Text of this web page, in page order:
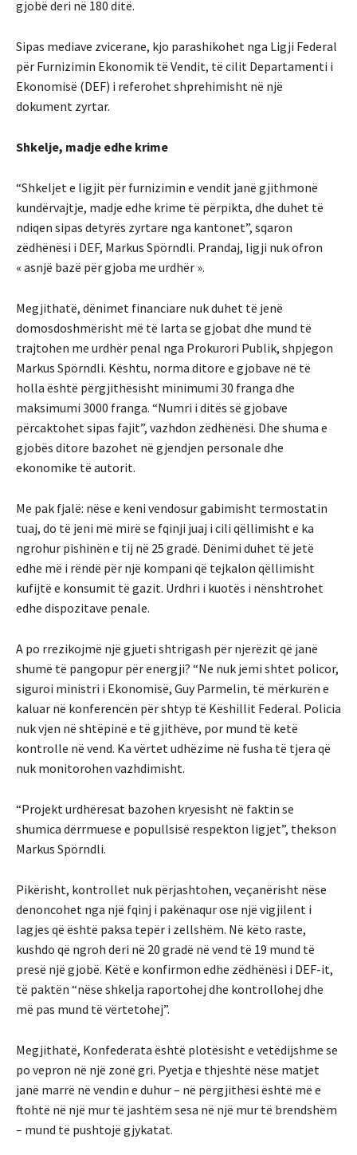
gjobë deri në 180 ditë.
Sipas mediave zvicerane, kjo parashikohet nga Ligji Federal
për Furnizimin Ekonomik të Vendit, të cilit Departamenti i
Ekonomisë (DEF) i referohet shprehimisht në një
dokument zyrtar.
Shkelje, madje edhe krime
“Shkeljet e ligjit për furnizimin e vendit janë gjithmonë
kundërvajtje, madje edhe krime të përpikta, dhe duhet të
ndiqen sipas detyrës zyrtare nga kantonet”, sqaron
zëdhënësi i DEF, Markus Spörndli. Prandaj, ligji nuk ofron
« asnjë bazë për gjoba me urdhër ».
Megjithatë, dënimet financiare nuk duhet të jenë
domosdoshmërisht më të larta se gjobat dhe mund të
trajtohen me urdhër penal nga Prokurori Publik, shpjegon
Markus Spörndli. Kështu, norma ditore e gjobave në të
holla është përgjithësisht minimumi 30 franga dhe
maksimumi 3000 franga. “Numri i ditës së gjobave
përcaktohet sipas fajit”, vazhdon zëdhënësi. Dhe shuma e
gjobës ditore bazohet në gjendjen personale dhe
ekonomike të autorit.
Me pak fjalë: nëse e keni vendosur gabimisht termostatin
tuaj, do të jeni më mirë se fqinji juaj i cili qëllimisht e ka
ngrohur pishinën e tij në 25 gradë. Dënimi duhet të jetë
edhe më i rëndë për një kompani që tejkalon qëllimisht
kufijtë e konsumit të gazit. Urdhri i kuotës i nënshtrohet
edhe dispozitave penale.
A po rrezikojmë një gjueti shtrigash për njerëzit që janë
shumë të pangopur për energji? “Ne nuk jemi shtet policor,
siguroi ministri i Ekonomisë, Guy Parmelin, të mërkurën e
kaluar në konferencën për shtyp të Këshillit Federal. Policia
nuk vjen në shtëpinë e të gjithëve, por mund të ketë
kontrolle në vend. Ka vërtet udhëzime në fusha të tjera që
nuk monitorohen vazhdimisht.
“Projekt urdhëresat bazohen kryesisht në faktin se
shumica dërrmuese e popullsisë respekton ligjet”, thekson
Markus Spörndli.
Pikërisht, kontrollet nuk përjashtohen, veçanërisht nëse
denoncohet nga një fqinj i pakënaqur ose një vigjilent i
lagjes që është paksa tepër i zellshëm. Në këto raste,
kushdo që ngroh deri në 20 gradë në vend të 19 mund të
presë një gjobë. Këtë e konfirmon edhe zëdhënësi i DEF-it,
të paktën “nëse shkelja raportohej dhe kontrollohej dhe
më pas mund të vërtetohej”.
Megjithatë, Konfederata është plotësisht e vetëdijshme se
po vepron në një zonë gri. Pyetja e thjeshtë nëse matjet
janë marrë në vendin e duhur – në përgjithësi është më e
ftohtë në një mur të jashtëm sesa në një mur të brendshëm
– mund të pushtojë gjykatat.